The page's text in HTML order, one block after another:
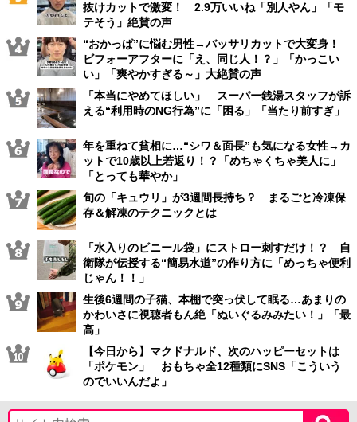
抜けカットで激変！ 2.9万いいね「別人やん」「モ
テそう」絶賛の声
“おかっぱ”に悩む男性→バッサリカットで大変身！
ビフォーアフターに「え、同じ人！？」「かっこい
い」「爽やかすぎる～」大絶賛の声
「本当にやめてほしい」 スーパー銭湯スタッフが訴
える“利用時のNG行為”に「困る」「当たり前すぎ」
年を重ねて貧相に…“シワ＆面長”も気になる女性→カ
ットで10歳以上若返り！？「めちゃくちゃ美人に」
「とっても華やか」
旬の「キュウリ」が3週間長持ち？ まるごと冷凍保
存＆解凍のテクニックとは
「水入りのビニール袋」にストロー刺すだけ！？ 自
衛隊が伝授する“簡易水道”の作り方に「めっちゃ便利
じゃん！！」
生後6週間の子猫、本棚で突っ伏して眠る…あまりの
かわいさに視聴者もん絶「ぬいぐるみみたい！」「最
高」
【今日から】マクドナルド、次のハッピーセットは
「ポケモン」 おもちゃ全12種類にSNS「こういう
のでいいんだよ」